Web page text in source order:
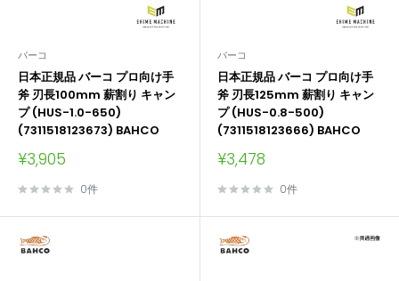
バーコ
日本正規品 バーコ プロ向け手
斧 刃長100mm 薪割り キャン
プ (HUS-1.0-650)
(7311518123673) BAHCO
販
価
¥3,905
0件
バーコ
日本正規品 バーコ プロ向け手
斧 刃長125mm 薪割り キャン
プ (HUS-0.8-500)
(7311518123666) BAHCO
販
価
¥3,478
0件